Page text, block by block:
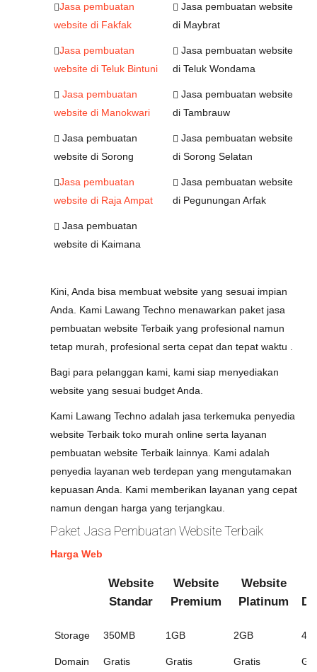
Jasa pembuatan
website di Fakfak
Jasa pembuatan website
di Maybrat
Jasa pembuatan
website di Teluk Bintuni
Jasa pembuatan website
di Teluk Wondama
Jasa pembuatan
website di Manokwari
Jasa pembuatan website
di Tambrauw
Jasa pembuatan
website di Sorong
Jasa pembuatan website
di Sorong Selatan
Jasa pembuatan
website di Raja Ampat
Jasa pembuatan website
di Pegunungan Arfak
Jasa pembuatan
website di Kaimana
Kini, Anda bisa membuat website yang sesuai impian
Anda. Kami Lawang Techno menawarkan paket jasa
pembuatan website Terbaik yang profesional namun
tetap murah, profesional serta cepat dan tepat waktu .
Bagi para pelanggan kami, kami siap menyediakan
website yang sesuai budget Anda.
Kami Lawang Techno adalah jasa terkemuka penyedia
website Terbaik toko murah online serta layanan
pembuatan website Terbaik lainnya. Kami adalah
penyedia layanan web terdepan yang mengutamakan
kepuasan Anda. Kami memberikan layanan yang cepat
namun dengan harga yang terjangkau.
Paket Jasa Pembuatan Website Terbaik
Harga Web
Website
Standar
Website
Premium
Website
Platinum
Storage 350MB 1GB 2GB
Domain
Gratis
Gratis
Gratis